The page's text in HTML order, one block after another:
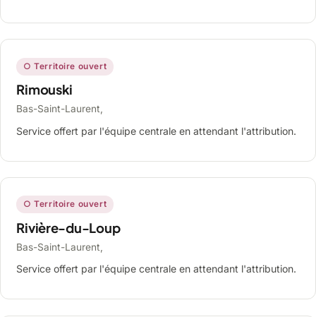
○ Territoire ouvert
Rimouski
Bas-Saint-Laurent,
Service offert par l'équipe centrale en attendant l'attribution.
○ Territoire ouvert
Rivière-du-Loup
Bas-Saint-Laurent,
Service offert par l'équipe centrale en attendant l'attribution.